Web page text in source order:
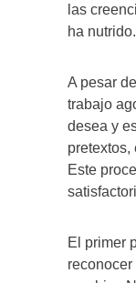
las
ha nutrido.
A pesar
trabajo
desea y
pretextos,
Este
El primer